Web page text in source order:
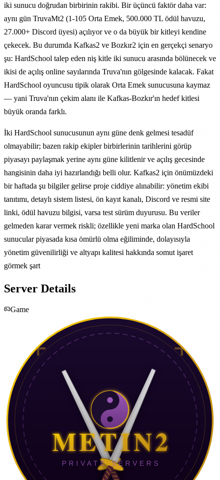
iki sunucu doğrudan birbirinin rakibi. Bir üçüncü faktör daha var:
aynı gün TruvaMt2 (1-105 Orta Emek, 500.000 TL ödül havuzu,
27.000+ Discord üyesi) açılıyor ve o da büyük bir kitleyi kendine
çekecek. Bu durumda Kafkas2 ve Bozkır2 için en gerçekçi senaryo
şu: HardSchool talep eden niş kitle iki sunucu arasında bölünecek ve
ikisi de açılış online sayılarında Truva'nın gölgesinde kalacak. Fakat
HardSchool oyuncusu tipik olarak Orta Emek sunucusuna kaymaz
— yani Truva'nın çekim alanı ile Kafkas-Bozkır'ın hedef kitlesi
büyük oranda farklı.
İki HardSchool sunucusunun aynı güne denk gelmesi tesadüf
olmayabilir; bazen rakip ekipler birbirlerinin tarihlerini görüp
piyasayı paylaşmak yerine aynı güne kilitlenir ve açılış gecesinde
hangisinin daha iyi hazırlandığı belli olur. Kafkas2 için önümüzdeki
bir haftada şu bilgiler gelirse proje ciddiye alınabilir: yönetim ekibi
tanıtımı, detaylı sistem listesi, ön kayıt kanalı, Discord ve resmi site
linki, ödül havuzu bilgisi, varsa test sürüm duyurusu. Bu veriler
gelmeden karar vermek riskli; özellikle yeni marka olan HardSchool
sunucular piyasada kısa ömürlü olma eğiliminde, dolayısıyla
yönetim güvenilirliği ve altyapı kalitesi hakkında somut işaret
görmek şart
Server Details
Game